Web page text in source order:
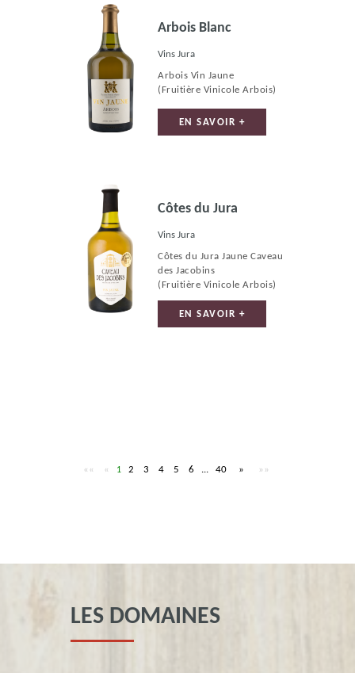
Arbois Blanc
Vins Jura
Arbois Vin Jaune
(Fruitière Vinicole Arbois)
EN SAVOIR +
Côtes du Jura
Vins Jura
Côtes du Jura Jaune Caveau
des Jacobins
(Fruitière Vinicole Arbois)
EN SAVOIR +
«« « 1 2 3 4 5 6 ... 40 » »»
LES DOMAINES